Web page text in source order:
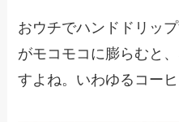
おウチでハンドドリッ
がモコモコに膨らむと
すよね。いわゆるコー